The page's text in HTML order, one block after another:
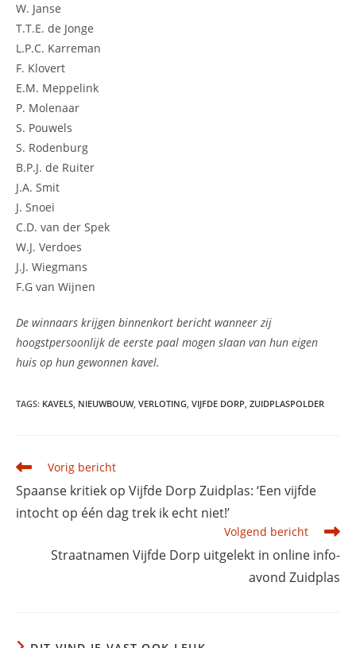
W. Janse
T.T.E. de Jonge
L.P.C. Karreman
F. Klovert
E.M. Meppelink
P. Molenaar
S. Pouwels
S. Rodenburg
B.P.J. de Ruiter
J.A. Smit
J. Snoei
C.D. van der Spek
W.J. Verdoes
J.J. Wiegmans
F.G van Wijnen
De winnaars krijgen binnenkort bericht wanneer zij
hoogstpersoonlijk de eerste paal mogen slaan van hun eigen
huis op hun gewonnen kavel.
TAGS: KAVELS, NIEUWBOUW, VERLOTING, VIJFDE DORP, ZUIDPLASPOLDER
Lees
artikelen
Vorig bericht
Spaanse kritiek op Vijfde Dorp Zuidplas: ‘Een vijfde
intocht op één dag trek ik echt niet!’
Volgend bericht
Straatnamen Vijfde Dorp uitgelekt in online info-
avond Zuidplas